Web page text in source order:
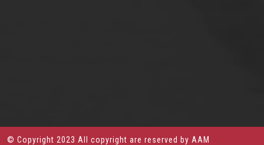
© Copyright 2023 All copyright are reserved by AAM